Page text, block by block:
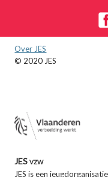
Over JES
© 2020 JES
JES vzw
JES is een